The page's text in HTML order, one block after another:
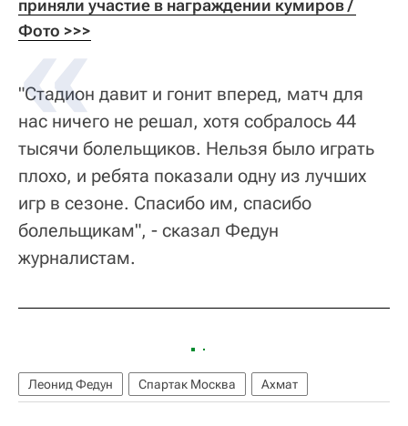
приняли участие в награждении кумиров /
Фото >>>
"Стадион давит и гонит вперед, матч для
нас ничего не решал, хотя собралось 44
тысячи болельщиков. Нельзя было играть
плохо, и ребята показали одну из лучших
игр в сезоне. Спасибо им, спасибо
болельщикам", - сказал Федун
журналистам.
Леонид Федун Спартак Москва Ахмат